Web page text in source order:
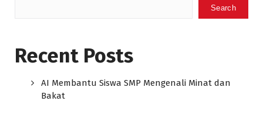
Search
Recent Posts
AI Membantu Siswa SMP Mengenali Minat dan
Bakat